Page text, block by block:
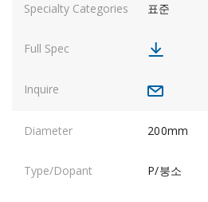
표준
200mm
P/붕소